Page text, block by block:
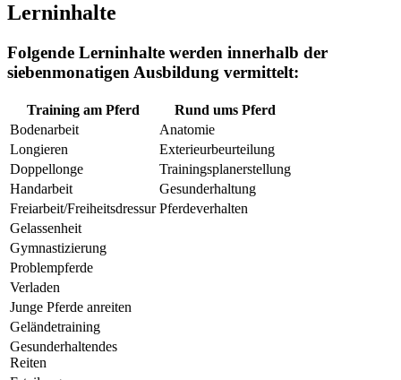
Lerninhalte
Folgende Lerninhalte werden innerhalb der
siebenmonatigen Ausbildung vermittelt:
Training am Pferd
Rund ums Pferd
Bodenarbeit
Anatomie
Longieren
Exterieurbeurteilung
Doppellonge
Trainingsplanerstellung
Handarbeit
Gesunderhaltung
Freiarbeit/Freiheitsdressur Pferdeverhalten
Gelassenheit
Gymnastizierung
Problempferde
Verladen
Junge Pferde anreiten
Geländetraining
Gesunderhaltendes
Reiten